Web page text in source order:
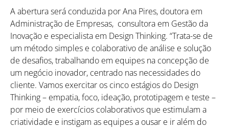
A abertura será conduzida por Ana Pires, doutora em
Administração de Empresas, consultora em Gestão da
Inovação e especialista em Design Thinking. “Trata-se de
um método simples e colaborativo de análise e solução
de desafios, trabalhando em equipes na concepção de
um negócio inovador, centrado nas necessidades do
cliente. Vamos exercitar os cinco estágios do Design
Thinking – empatia, foco, ideação, prototipagem e teste –
por meio de exercícios colaborativos que estimulam a
criatividade e instigam as equipes a ousar e ir além do